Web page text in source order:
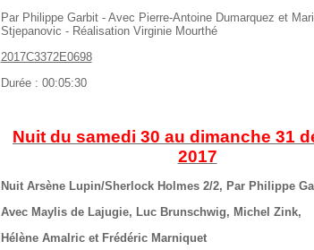
Par Philippe Garbit - Avec Pierre-Antoine Dumarquez et
Stjepanovic - Réalisation Virginie Mourthé
2017C3372E0698
Durée : 00:05:30
Nuit du samedi 30 au dimanche 31
2017
Nuit Arsène Lupin/Sherlock Holmes 2/2, Par Philippe
Avec Maylis de Lajugie, Luc Brunschwig, Michel Zink,
Hélène Amalric et Frédéric Marniquet